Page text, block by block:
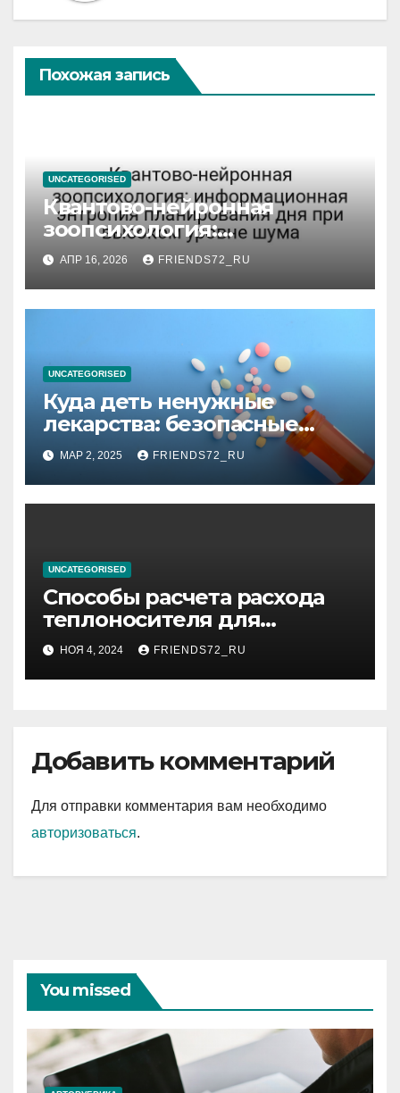
Похожая запись
UNCATEGORISED
Квантово-нейронная
зоопсихология:
информационная энтропия
планирования дня при
высоком уровне шума
АПР 16, 2026 FRIENDS72_RU
UNCATEGORISED
Куда деть ненужные
лекарства: безопасные
способы утилизации
МАР 2, 2025 FRIENDS72_RU
UNCATEGORISED
Способы расчета расхода
теплоносителя для
системы отопления
НОЯ 4, 2024 FRIENDS72_RU
Добавить комментарий
Для отправки комментария вам необходимо
авторизоваться.
You missed